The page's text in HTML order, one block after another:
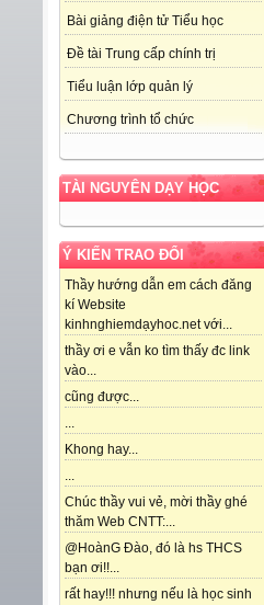
Bài giảng điện tử Tiểu học
Đề tài Trung cấp chính trị
Tiểu luận lớp quản lý
Chương trình tổ chức
TÀI NGUYÊN DẠY HỌC
Ý KIẾN TRAO ĐỔI
Thầy hướng dẫn em cách đăng
kí Website
kinhnghiemdạyhoc.net với...
thầy ơi e vẫn ko tìm thấy đc link
vào...
cũng được...
...
Khong hay...
...
Chúc thầy vui vẻ, mời thầy ghé
thăm Web CNTT:...
@HoànG Đào, đó là hs THCS
bạn ơi!!...
rất hay!!! nhưng nếu là học sinh